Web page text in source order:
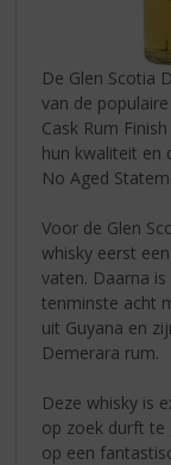
De Glen Scotia
van de
Cask Rum
hun kwaliteit en
No Aged
Voor de Glen
whisky eerst
vaten. Daarna
tenminste acht
uit Guyana en
Demerara rum.
Deze whisky is
op zoek durft te
op een